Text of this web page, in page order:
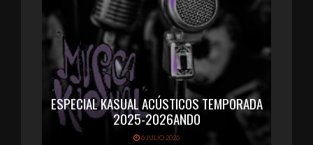
ESPECIAL KASUAL ACÚSTICOS TEMPORADA
2025-2026ANDO
6 JULIO 2026